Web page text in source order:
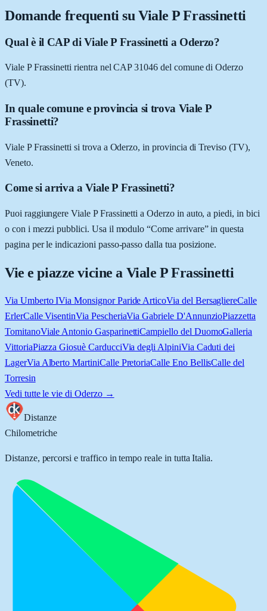
Domande frequenti su Viale P Frassinetti
Qual è il CAP di Viale P Frassinetti a Oderzo?
Viale P Frassinetti rientra nel CAP 31046 del comune di Oderzo
(TV).
In quale comune e provincia si trova Viale P
Frassinetti?
Viale P Frassinetti si trova a Oderzo, in provincia di Treviso (TV),
Veneto.
Come si arriva a Viale P Frassinetti?
Puoi raggiungere Viale P Frassinetti a Oderzo in auto, a piedi, in bici
o con i mezzi pubblici. Usa il modulo “Come arrivare” in questa
pagina per le indicazioni passo-passo dalla tua posizione.
Vie e piazze vicine a Viale P Frassinetti
Via Umberto IVia Monsignor Paride ArticoVia del BersagliereCalle
ErlerCalle VisentinVia PescheriaVia Gabriele D'AnnunzioPiazzetta
TomitanoViale Antonio GasparinettiCampiello del DuomoGalleria
VittoriaPiazza Giosuè CarducciVia degli AlpiniVia Caduti dei
LagerVia Alberto MartiniCalle PretoriaCalle Eno BellisCalle del
Torresin
Vedi tutte le vie di Oderzo→
Distanze
Chilometriche
Distanze, percorsi e traffico in tempo reale in tutta Italia.